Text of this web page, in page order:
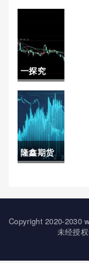
最基本的
指期货最
基本的功
能是())
一探究
竟！白银
保证金永
安期货
（期货交
析）
隆鑫期货
股票)
Copyright 2020-2030
未经授